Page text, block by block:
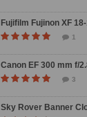
Fujifilm Fujinon XF
1
Canon EF 300 mm f/
3
Sky Rover Banner